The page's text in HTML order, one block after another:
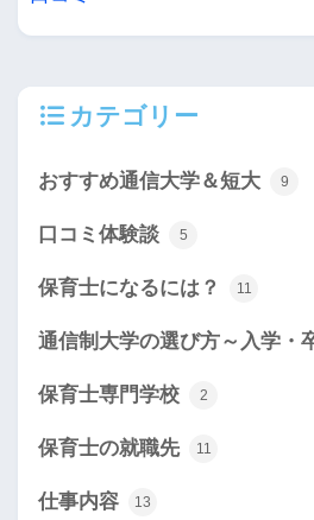
カテゴリー
おすすめ通信大学＆短大 9
口コミ体験談 5
保育士になるには？ 11
通信制大学の選び方～入学・
保育士専門学校 2
保育士の就職先 11
仕事内容 13